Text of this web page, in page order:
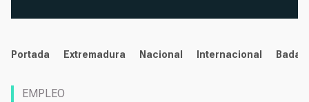
noticias
Portada Extremadura Nacional Internacional
EMPLEO